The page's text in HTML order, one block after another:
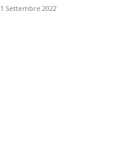
1 Settembre 2022